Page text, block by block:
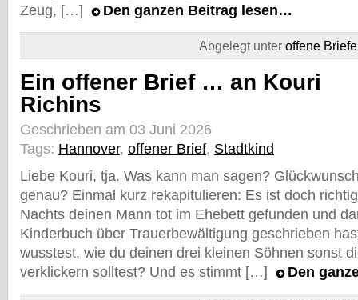
Zeug, […]
Den ganzen Beitrag lesen…
Abgelegt unter offene Briefe
Ein offener Brief … an Kouri
Richins
Geschrieben am 03 Juni 2026
Tags: Hannover, offener Brief, Stadtkind
Liebe Kouri, tja. Was kann man sagen?
genau? Einmal kurz rekapitulieren: Es ist doch
Nachts deinen Mann tot im Ehebett gefunden und
Kinderbuch über Trauerbewältigung geschrieben
wusstest, wie du deinen drei kleinen Söhnen sonst
verklickern solltest? Und es stimmt […]
Den